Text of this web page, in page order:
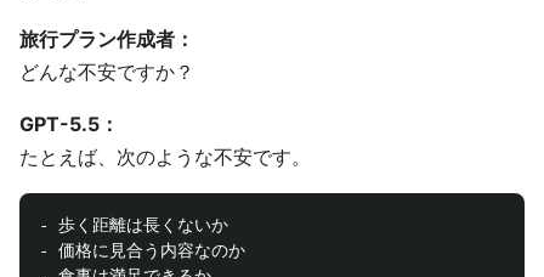
旅行プラン作成者：
どんな不安ですか？
GPT-5.5：
たとえば、次のような不安です。
- 歩く距離は長くないか
- 価格に見合う内容なのか